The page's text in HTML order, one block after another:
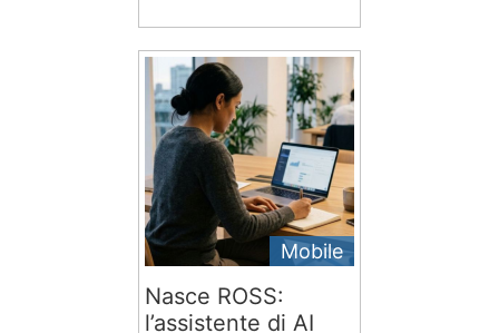
Mobile
Nasce ROSS:
l’assistente di AI